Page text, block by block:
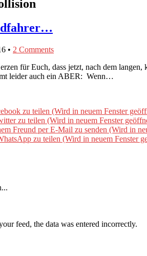
• 2 Comments
für Euch, dass jetzt, nach dem
leider auch ein ABER: Wenn…
zu teilen (Wird in neuem Fenster
zu teilen (Wird in neuem Fenster
Freund per E-Mail zu senden (Wird in
zu teilen (Wird in neuem Fenster
feed, the data was entered incorrectly.